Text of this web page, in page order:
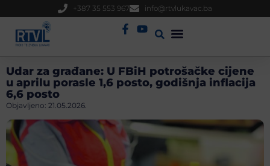
+387 35 553 967 info@rtvlukavac.ba
Udar za građane: U FBiH potrošačke cijene
u aprilu porasle 1,6 posto, godišnja inflacija
6,6 posto
Objavljeno: 21.05.2026.